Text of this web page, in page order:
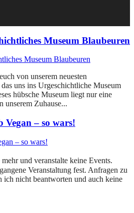
Museum Blaubeuren
uns ins Urgeschichtliche Museum
hübsche Museum liegt nur eine
unserem Zuhause...
Vegan – so wars!
Veranstaltung fest. Anfragen zu
ich nicht beantworten und auch keine